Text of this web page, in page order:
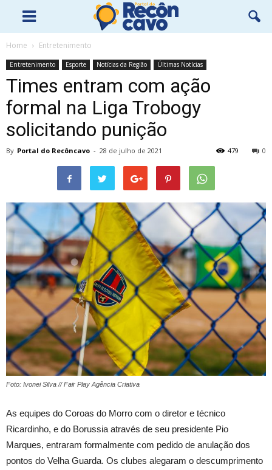
Home Entretenimento
Entretenimento Esporte Notícias da Região Últimas Notícias
Times entram com ação
formal na Liga Trobogy
solicitando punição
By Portal do Recôncavo - 28 de julho de 2021 0
479
Foto: Ivonei Silva // Fair Play Agência Criativa
As equipes do Coroas do Morro com o diretor e técnico
Ricardinho, e do Borussia através de seu presidente Pio
Marques, entraram formalmente com pedido de anulação dos
pontos do Velha Guarda. Os clubes alegaram o descumprimento